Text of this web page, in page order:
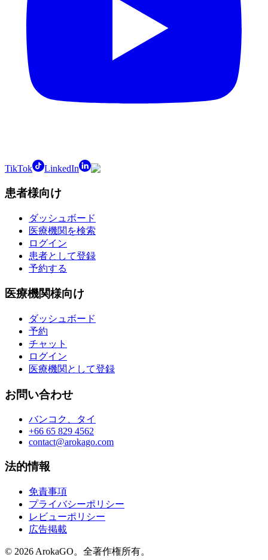
TikTok LinkedIn
患者様向け
ダッシュボード
医療機関を検索
ログイン
患者として登録
予約する
医療機関様向け
ダッシュボード
予約
チャット
ログイン
医療機関として登録
お問い合わせ
バンコク、タイ
+66 65 829 4562
contact@arokago.com
法的情報
免責事項
プライバシーポリシー
レビューポリシー
広告掲載
© 2026 ArokaGO。全著作権所有。